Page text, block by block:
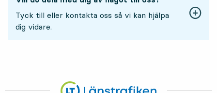
Tyck till eller kontakta oss så vi kan hjälpa
dig vidare.